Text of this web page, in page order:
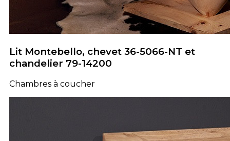
Lit Montebello, chevet 36-5066-NT et
chandelier 79-14200
Chambres à coucher